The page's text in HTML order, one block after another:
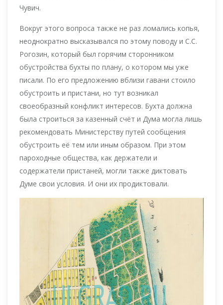
Чувич.
Вокруг этого вопроса также не раз ломались копья,
неоднократно высказывался по этому поводу и С.С.
Рогозин, который был горячим сторонником
обустройства бухты по плану, о котором мы уже
писали. По его предложению вблизи гавани стоило
обустроить и пристани, но тут возникал
своеобразный конфликт интересов. Бухта должна
была строиться за казенный счёт и Дума могла лишь
рекомендовать Министерству путей сообщения
обустроить её тем или иным образом. При этом
пароходные общества, как держатели и
содержатели пристаней, могли также диктовать
Думе свои условия. И они их продиктовали.